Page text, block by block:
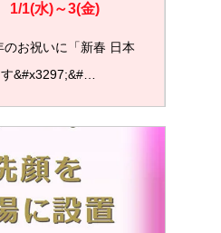
1/1(水)～3(金)
お祝いに「新春 日本
&#x3297;&#…